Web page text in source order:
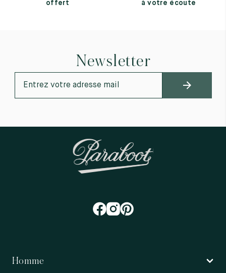
offert à votre écoute
Newsletter
Homme